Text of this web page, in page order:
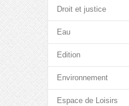
Droit et justice
Eau
Edition
Environnement
Espace de Loisirs